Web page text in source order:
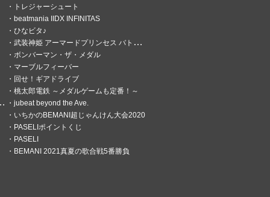
トレジャーシュート
beatmania IIDX INFINITAS
ひなビタ♪
武装神姫 アーマードプリンセス バトルコンダクター
ボンバーマン・ザ・メダル
マーブルフィーバー
回せ！ギアドライブ
桃太郎電鉄 ～メダルゲームも定番！～
jubeat beyond the Ave.
いちかのBEMANI超じゃんけん大会2020
PASELIポイントくじ
PASELI
BEMANI 2021真夏の歌合戦5番勝負